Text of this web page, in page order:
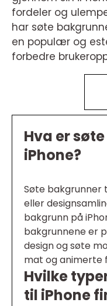
fordeler og
har søte
en populær og
forbedre
Hva er
iPhone?
Søte bakgrunner
eller
bakgrunn på
bakgrunnene er
design og søte
mat og animerte
Hvilke
til iPhone